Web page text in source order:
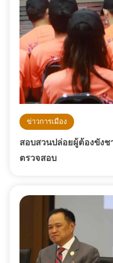
ข่าวการเมือง
สอบสวนปล่อยผู้ต้องขัง
ตรวจสอบ